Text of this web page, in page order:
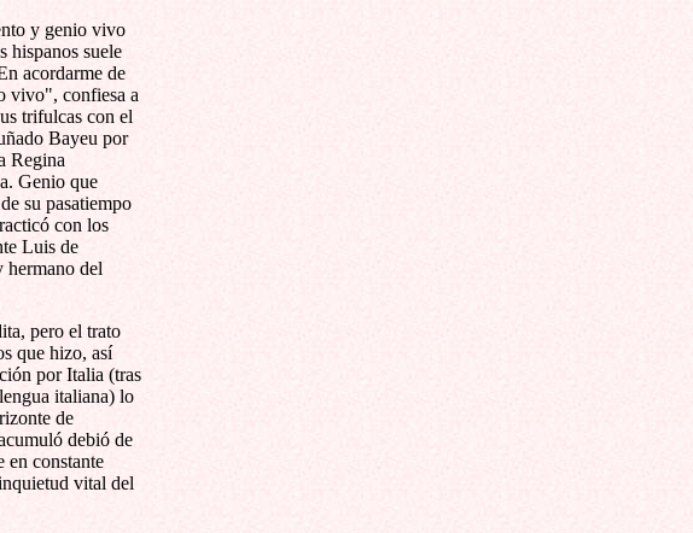
y genio vivo
hispanos suele
acordarme de
vivo", confiesa a
trifulcas con el
Bayeu por
Regina
Genio que
su pasatiempo
con los
Luis de
hermano del
pero el trato
que hizo, así
por Italia (tras
italiana) lo
de
debió de
en constante
vital del